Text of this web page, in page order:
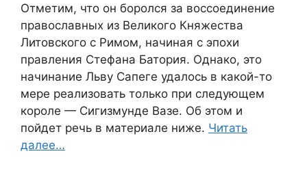
Отметим, что он боролся за воссоединение
православных из Великого Княжества
Литовского с Римом, начиная с эпохи
правления Стефана Батория. Однако, это
начинание Льву Сапеге удалось в какой-то
мере реализовать только при следующем
короле — Сигизмунде Вазе. Об этом и
пойдет речь в материале ниже. Читать
далее…